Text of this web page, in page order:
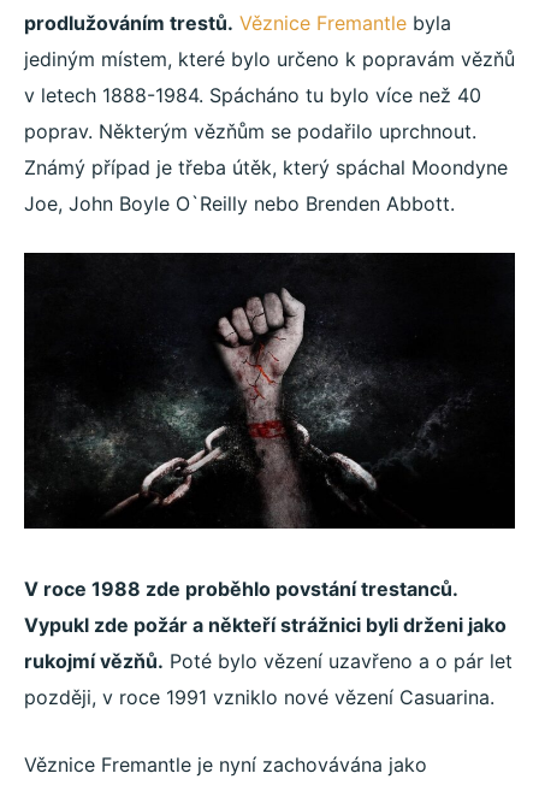
prodlužováním trestů. Věznice Fremantle byla
jediným místem, které bylo určeno k popravám vězňů
v letech 1888-1984. Spácháno tu bylo více než 40
poprav. Některým vězňům se podařilo uprchnout.
Známý případ je třeba útěk, který spáchal Moondyne
Joe, John Boyle O`Reilly nebo Brenden Abbott.
V roce 1988 zde proběhlo povstání trestanců.
Vypukl zde požár a někteří strážnici byli drženi jako
rukojmí vězňů. Poté bylo vězení uzavřeno a o pár let
později, v roce 1991 vzniklo nové vězení Casuarina.
Věznice Fremantle je nyní zachovávána jako